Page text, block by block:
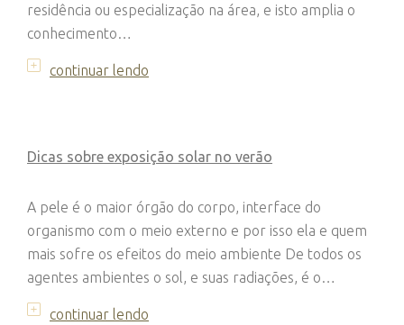
residência ou especialização na área, e isto amplia o
conhecimento…
continuar lendo
Dicas sobre exposição solar no verão
A pele é o maior órgão do corpo, interface do
organismo com o meio externo e por isso ela e quem
mais sofre os efeitos do meio ambiente De todos os
agentes ambientes o sol, e suas radiações, é o…
continuar lendo